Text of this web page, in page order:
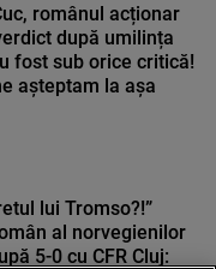
românul acționar
după umilința
fost sub orice critică!
așteptam la așa
lui Tromso?!”
al norvegienilor
5-0 cu CFR Cluj: